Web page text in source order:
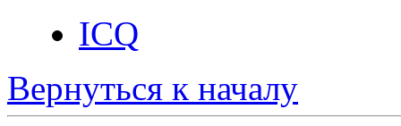
ICQ
Вернуться к началу